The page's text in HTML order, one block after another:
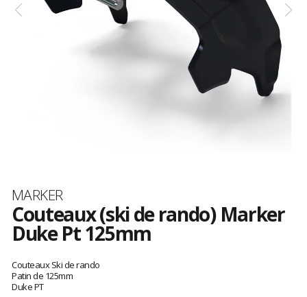
Marque
MARKER
Couteaux (ski de rando) Marker
Duke Pt 125mm
avis
clients
Couteaux Ski de rando
Patin de 125mm
Duke PT